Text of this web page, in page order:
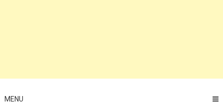
MENU